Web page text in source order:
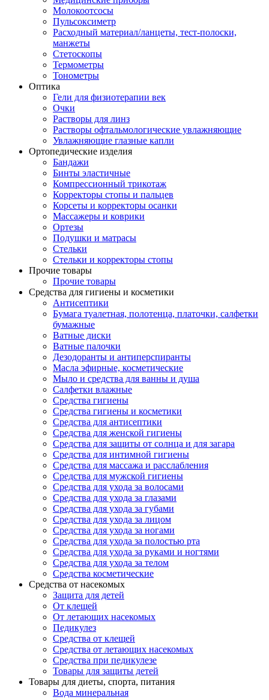
Молокоотсосы
Пульсоксиметр
Расходный материал/ланцеты, тест-полоски,
манжеты
Стетоскопы
Термометры
Тонометры
Оптика
Гели для физиотерапии век
Очки
Растворы для линз
Растворы офтальмологические увлажняющие
Увлажняющие глазные капли
Ортопедические изделия
Бандажи
Бинты эластичные
Компрессионный трикотаж
Корректоры стопы и пальцев
Корсеты и корректоры осанки
Массажеры и коврики
Ортезы
Подушки и матрасы
Стельки
Стельки и корректоры стопы
Прочие товары
Прочие товары
Средства для гигиены и косметики
Антисептики
Бумага туалетная, полотенца, платочки, салфетки
бумажные
Ватные диски
Ватные палочки
Дезодоранты и антиперспиранты
Масла эфирные, косметические
Мыло и средства для ванны и душа
Салфетки влажные
Средства гигиены
Средства гигиены и косметики
Средства для антисептики
Средства для женской гигиены
Средства для защиты от солнца и для загара
Средства для интимной гигиены
Средства для массажа и расслабления
Средства для мужской гигиены
Средства для ухода за волосами
Средства для ухода за глазами
Средства для ухода за губами
Средства для ухода за лицом
Средства для ухода за ногами
Средства для ухода за полостью рта
Средства для ухода за руками и ногтями
Средства для ухода за телом
Средства косметические
Средства от насекомых
Защита для детей
От клещей
От летающих насекомых
Педикулез
Средства от клещей
Средства от летающих насекомых
Средства при педикулезе
Товары для защиты детей
Товары для диеты, спорта, питания
Вода минеральная